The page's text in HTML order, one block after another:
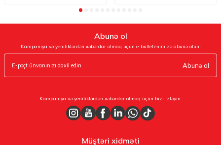
Abunə ol
Kampaniya və yeniliklərdən xəbərdar olmaq üçün e-bülletenimizə abunə olun!
Abunə ol
Kampaniya və yeniliklərdən xəbərdar olmaq üçün bizi izləyin.
Müştəri xidməti